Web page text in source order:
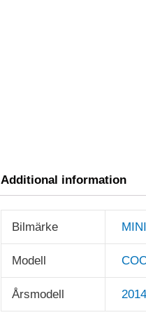
Additional information
Bilmärke MINI
Modell
Årsmodell